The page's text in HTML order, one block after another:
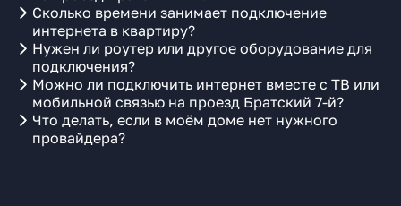
Сколько времени занимает подключение
интернета в квартиру?
Нужен ли роутер или другое оборудование для
подключения?
Можно ли подключить интернет вместе с ТВ или
мобильной связью на проезд Братский 7-й?
Что делать, если в моём доме нет нужного
провайдера?